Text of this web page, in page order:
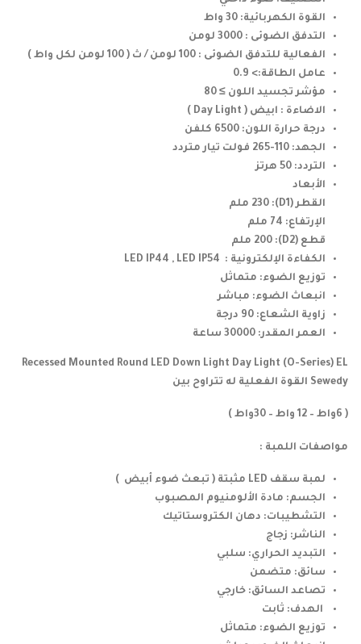
القوة الكهربائية: 30 واط
التدفق الضوئى : 3000 لومن
الفعالية للتدفق الضوئى : 100 لومن / ث ( 100 لومن لكل واط )
عامل الطاقة:> 0.9
مؤشر تجسيد اللون ≥ 80
الاضاءة : ابيض ( Day Light )
درجة حرارة اللون: 6500 كلفن
الجهد: 110-265 فولت تيار متردد
التردد: 50 هرتز
الأبعاد
القطر (D1): 230 ملم
الإرتفاع: 74 ملم
قطع (D2): 200 ملم
الكفاءة الإلكترونية : LED IP44 , LED IP54
توزيع الضوء: متماثل
انبعاث الضوء: مباشر
زاوية الشعاع: 90 درجة
العمر المقدر: 30000 ساعة
Recessed Mounted Round LED Down Light Day Light (O-Series) EL
Sewedy القوة الفعلية له تتراوح بين
( 6واط – 12 واط – 30واط )
مواصفات اللمبة :
لمبة سقف LED مثبتة ( تبعث ضوء أبيض )
الجسم: مادة الألومنيوم المصبوب
التشطيبات: دهان الكتروستاتيك
الناشر: زجاج
التبديد الحراري: سلبي
سائق: متضمن
تصاعد السائق: خارجي
الهدف: ثابت
توزيع الضوء: متماثل